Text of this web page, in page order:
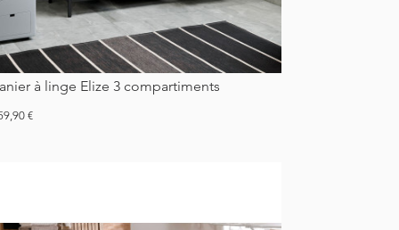
à linge Elize 3 compartiments
€